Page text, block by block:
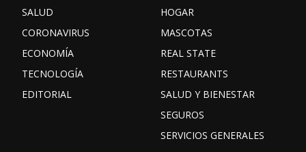
SALUD
CORONAVIRUS
ECONOMÍA
TECNOLOGÍA
EDITORIAL
HOGAR
MASCOTAS
REAL STATE
RESTAURANTS
SALUD Y BIENESTAR
SEGUROS
SERVICIOS GENERALES